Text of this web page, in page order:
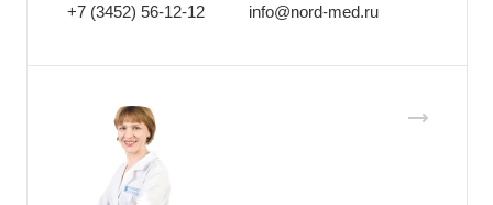
+7 (3452) 56-12-12 info@nord-med.ru